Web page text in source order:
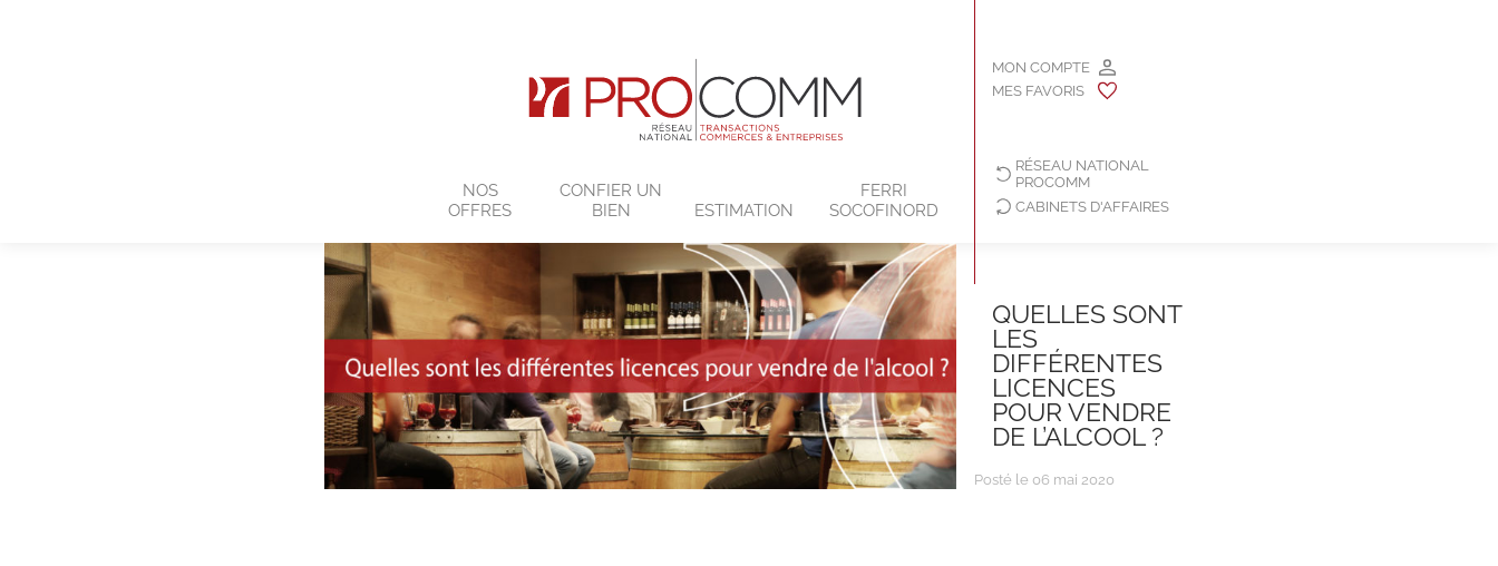
NOS
OFFRES
CONFIER UN
BIEN
ESTIMATION
FERRI
SOCOFINORD
MON COMPTE
MES FAVORIS
RÉSEAU NATIONAL
PROCOMM
CABINETS D'AFFAIRES
QUELLES SONT
LES
DIFFÉRENTES
LICENCES
POUR VENDRE
DE L’ALCOOL ?
Posté le 06 mai 2020